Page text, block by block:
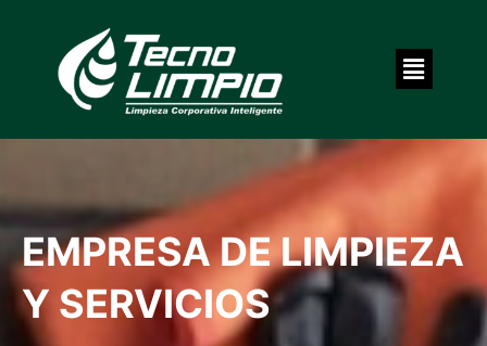
EMPRESA DE LIMPIEZA
Y SERVICIOS